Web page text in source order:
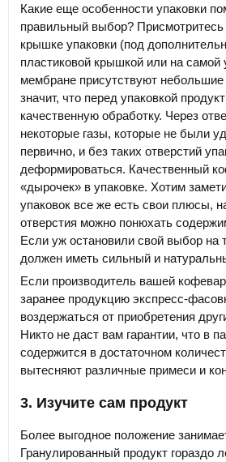
Какие еще особенности упаковки
правильный выбор?
крышке упаковки (под
пластиковой крышкой или на самой
мембране присутствуют небольшие
значит, что перед упаковкой
качественную обработку. Через
некоторые газы, которые не были
первично, и без таких отверстий
деформироваться. Качественный
«дырочек» в упаковке. Хотим
упаковок все же есть свои плюсы,
отверстия можно понюхать
Если уж остановили свой выбор на
должен иметь сильный и
Если производитель вашей
заранее продукцию экспресс-
воздержаться от приобретения
Никто не даст вам гарантии, что в
содержится в достаточном
вытесняют различные примеси и
3. Изучите сам продукт
Более выгодное положение
Гранулированный продукт гораздо